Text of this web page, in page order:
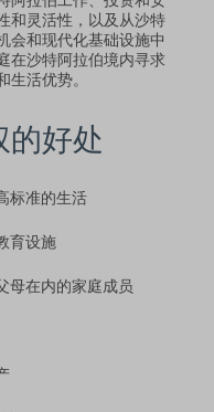
和灵活性，以及从沙特
会和现代化基础设施中
在沙特阿拉伯境内寻求
生活优势。
的好处
标准的生活
育设施
母在内的家庭成员